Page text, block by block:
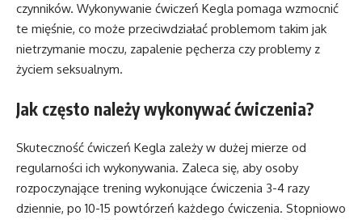
czynników. Wykonywanie ćwiczeń Kegla pomaga wzmocnić
te mięśnie, co może przeciwdziałać problemom takim jak
nietrzymanie moczu, zapalenie pęcherza czy problemy z
życiem seksualnym.
Jak często należy wykonywać ćwiczenia?
Skuteczność ćwiczeń Kegla zależy w dużej mierze od
regularności ich wykonywania. Zaleca się, aby osoby
rozpoczynające trening wykonujące ćwiczenia 3-4 razy
dziennie, po 10-15 powtórzeń każdego ćwiczenia. Stopniowo